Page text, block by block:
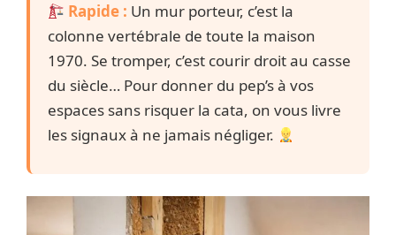
Rapide : Un mur porteur, c’est la
colonne vertébrale de toute la maison
1970. Se tromper, c’est courir droit au casse
du siècle… Pour donner du pep’s à vos
espaces sans risquer la cata, on vous livre
les signaux à ne jamais négliger.